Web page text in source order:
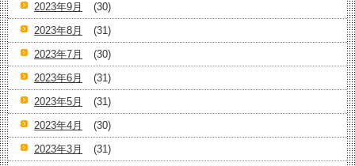
2023年9月
(30)
2023年8月
(31)
2023年7月
(30)
2023年6月
(31)
2023年5月
(31)
2023年4月
(30)
2023年3月
(31)